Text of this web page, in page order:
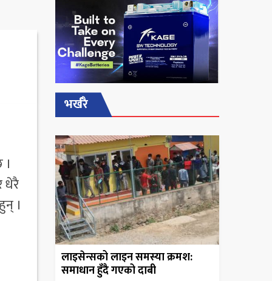
धेरै
।
भर्खरै
लाइसेन्सको लाइन समस्या क्रमश:
समाधान हुँदै गएको दाबी